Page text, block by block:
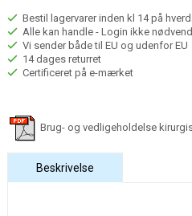
Bestil lagervarer inden kl 14 på
Alle kan handle - Login ikke
Vi sender både til EU og udenfor EU
14 dages returret
Certificeret på e-mærket
Brug- og vedligeholdelse
Beskrivelse